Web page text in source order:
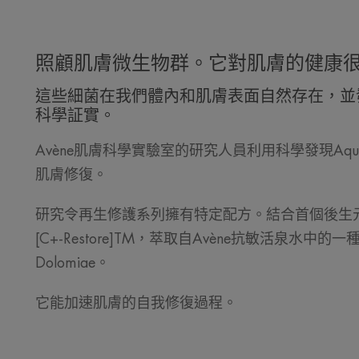
照顧肌膚微生物群。它對肌膚的健康
這些細菌在我們體內和肌膚表面自然存在，
科學証實。
Avène肌膚科學實驗室的研究人員利用科學發現
肌膚修復。
研究令再生修護系列擁有特定配方。結合首個後
[C+-Restore]TM，萃取自Avène抗敏活泉水中的一
Dolomiae。
它能加速肌膚的自我修復過程。